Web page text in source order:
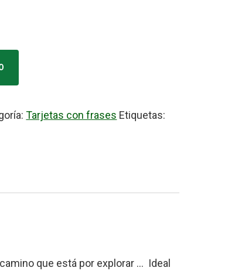
Tarjetas con frases Etiquetas:
que está por explorar … Ideal